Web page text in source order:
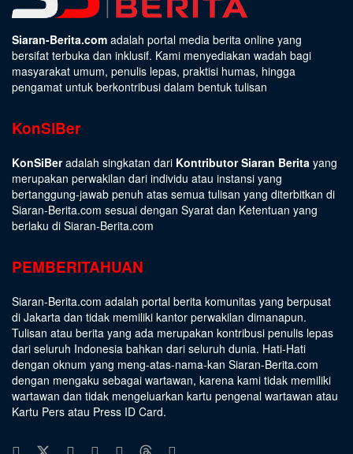
Siaran-Berita.com adalah portal media berita online yang
bersifat terbuka dan inklusif. Kami menyediakan wadah bagi
masyarakat umum, penulis lepas, praktisi humas, hingga
pengamat untuk berkontribusi dalam bentuk tulisan
KonSiBer
KonSiBeradalah singkatan dari Kontributor Siaran Berita yang
merupakan perwakilan dari individu atau instansi yang
bertanggung-jawab penuh atas semua tulisan yang diterbitkan di
Siaran-Berita.com sesuai dengan Syarat dan Ketentuan yang
berlaku di Siaran-Berita.com
PEMBERITAHUAN
Siaran-Berita.com adalah portal berita komunitas yang berpusat
di Jakarta dan tidak memiliki kantor perwakilan dimanapun.
Tulisan atau berita yang ada merupakan kontribusi penulis lepas
dari seluruh Indonesia bahkan dari seluruh dunia. Hati-Hati
dengan oknum yang meng-atas-nama-kan Siaran-Berita.com
dengan mengaku sebagai wartawan, karena kami tidak memiliki
wartawan dan tidak mengeluarkan kartu pengenal wartawan atau
Kartu Pers atau Press ID Card.